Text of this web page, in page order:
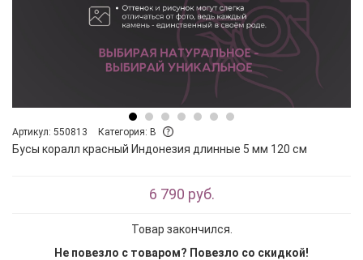
Артикул: 550813 Категория: B
Бусы коралл красный Индонезия длинные 5 мм 120 см
6 790 руб.
Товар закончился.
Не повезло с товаром? Повезло со скидкой!